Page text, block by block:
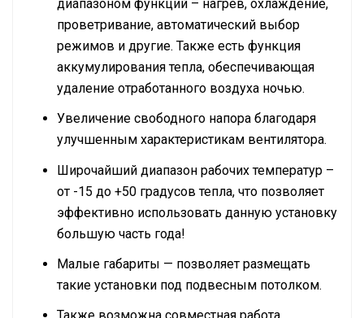
диапазоном функций – нагрев, охлаждение,
проветривание, автоматический выбор
режимов и другие. Также есть функция
аккумулирования тепла, обеспечивающая
удаление отработанного воздуха ночью.
Увеличение свободного напора благодаря
улучшенным характеристикам вентилятора.
Широчайший диапазон рабочих температур –
от -15 до +50 градусов тепла, что позволяет
эффективно использовать данную установку
большую часть года!
Малые габариты — позволяет размещать
такие установки под подвесным потолком.